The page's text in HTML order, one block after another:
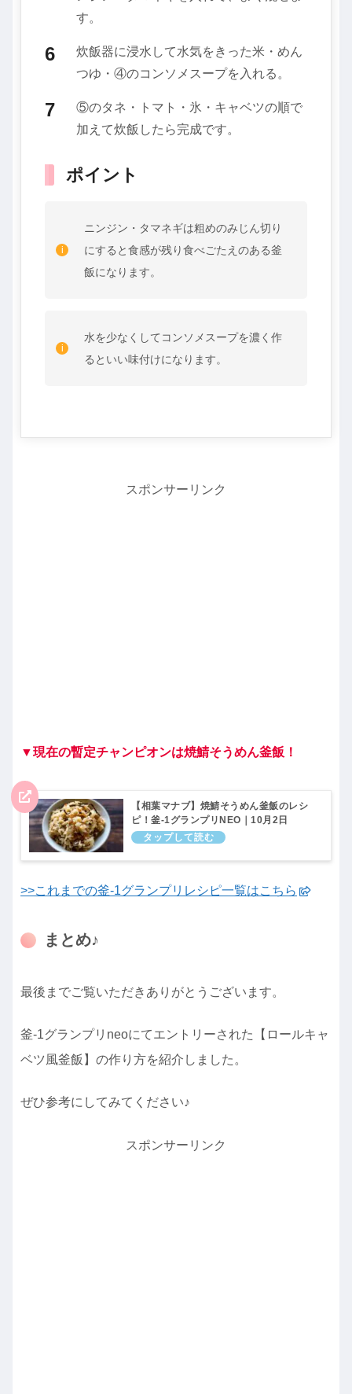
す。
炊飯器に浸水して水気をきった米・めん
つゆ・④のコンソメスープを入れる。
⑤のタネ・トマト・氷・キャベツの順で
加えて炊飯したら完成です。
ポイント
ニンジン・タマネギは粗めのみじん切り
にすると食感が残り食べごたえのある釜
飯になります。
水を少なくしてコンソメスープを濃く作
るといい味付けになります。
スポンサーリンク
▼現在の暫定チャンピオンは焼鯖そうめん釜飯！
【相葉マナブ】焼鯖そうめん釜飯のレシ
ピ！釜-1グランプリNEO｜10月2日
>>これまでの釜-1グランプリレシピ一覧はこちら
まとめ♪
最後までご覧いただきありがとうございます。
釜-1グランプリneoにてエントリーされた【ロールキャ
ベツ風釜飯】の作り方を紹介しました。
ぜひ参考にしてみてください♪
スポンサーリンク